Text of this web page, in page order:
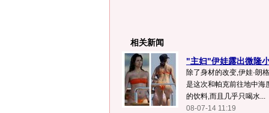
相关新闻
"主妇"伊娃露出微隆
除了身材的改变,伊娃·朗
是这次和帕克前往地中海
的饮料,而且几乎只喝水...
08-07-14 11:19